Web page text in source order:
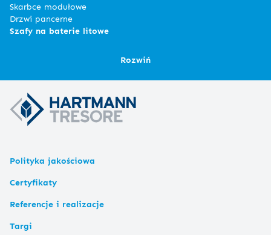
Skarbce modułowe
Drzwi pancerne
Szafy na baterie litowe
Rozwiń
Polityka jakościowa
Certyfikaty
Referencje i realizacje
Targi